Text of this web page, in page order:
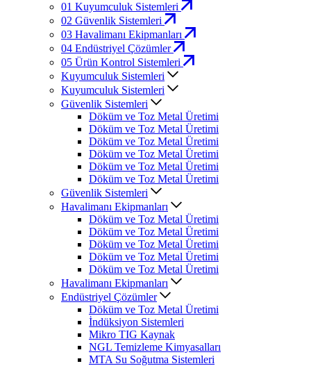
01 Kuyumculuk Sistemleri
02 Güvenlik Sistemleri
03 Havalimanı Ekipmanları
04 Endüstriyel Çözümler
05 Ürün Kontrol Sistemleri
Kuyumculuk Sistemleri
Kuyumculuk Sistemleri
Güvenlik Sistemleri
Döküm ve Toz Metal Üretimi
Döküm ve Toz Metal Üretimi
Döküm ve Toz Metal Üretimi
Döküm ve Toz Metal Üretimi
Döküm ve Toz Metal Üretimi
Döküm ve Toz Metal Üretimi
Güvenlik Sistemleri
Havalimanı Ekipmanları
Döküm ve Toz Metal Üretimi
Döküm ve Toz Metal Üretimi
Döküm ve Toz Metal Üretimi
Döküm ve Toz Metal Üretimi
Döküm ve Toz Metal Üretimi
Havalimanı Ekipmanları
Endüstriyel Çözümler
Döküm ve Toz Metal Üretimi
İndüksiyon Sistemleri
Mikro TIG Kaynak
NGL Temizleme Kimyasalları
MTA Su Soğutma Sistemleri